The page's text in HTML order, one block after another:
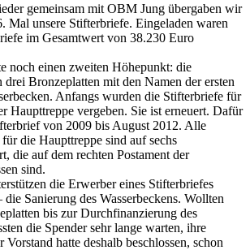
gemeinsam mit OBM Jung übergaben wir
Mal unsere Stifterbriefe. Eingeladen waren
im Gesamtwert von 38.230 Euro
noch einen zweiten Höhepunkt: die
drei Bronzeplatten mit den Namen der ersten
Anfangs wurden die Stifterbriefe für
Haupttreppe vergeben. Sie ist erneuert. Dafür
von 2009 bis August 2012. Alle
die Haupttreppe sind auf sechs
die auf dem rechten Postament der
sind.
die Erwerber eines Stifterbriefes
die Sanierung des Wasserbeckens. Wollten
bis zur Durchfinanzierung des
die Spender sehr lange warten, ihre
Vorstand hatte deshalb beschlossen, schon